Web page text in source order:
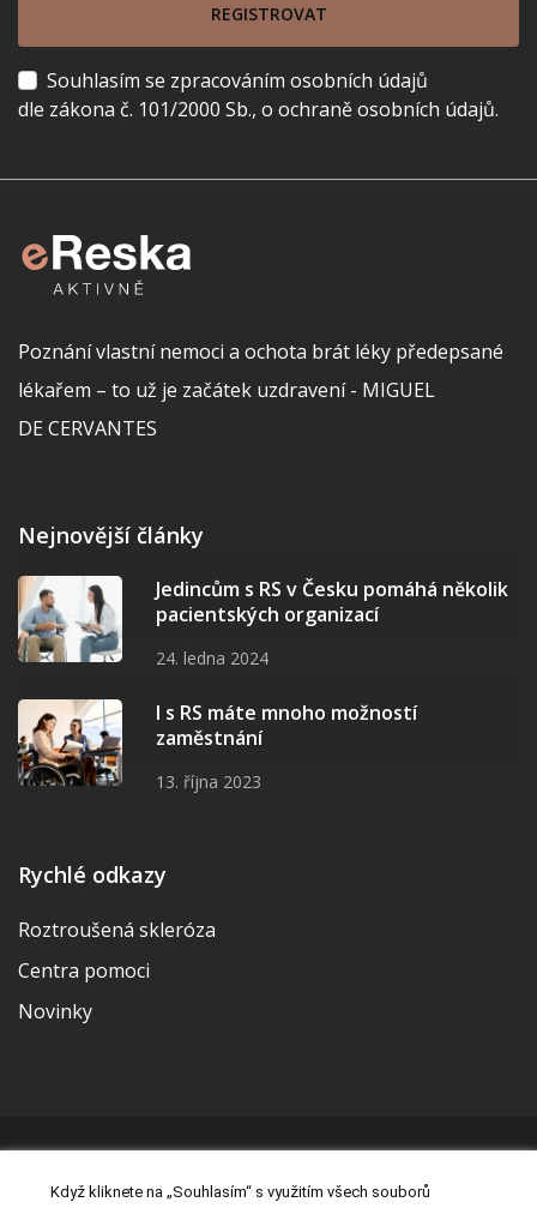
REGISTROVAT
Souhlasím se zpracováním osobních údajů
dle zákona č. 101/2000 Sb., o ochraně osobních údajů.
Poznání vlastní nemoci a ochota brát léky předepsané
lékařem – to už je začátek uzdravení - MIGUEL
DE CERVANTES
Nejnovější články
Jedincům s RS v Česku pomáhá několik
pacientských organizací
24. ledna 2024
I s RS máte mnoho možností
zaměstnání
13. října 2023
Rychlé odkazy
Roztroušená skleróza
Centra pomoci
Novinky
Právní prohlášení|Prohlášení o cookies|Nastavení cookies
Když kliknete na „Souhlasím“ s využitím všech souborů